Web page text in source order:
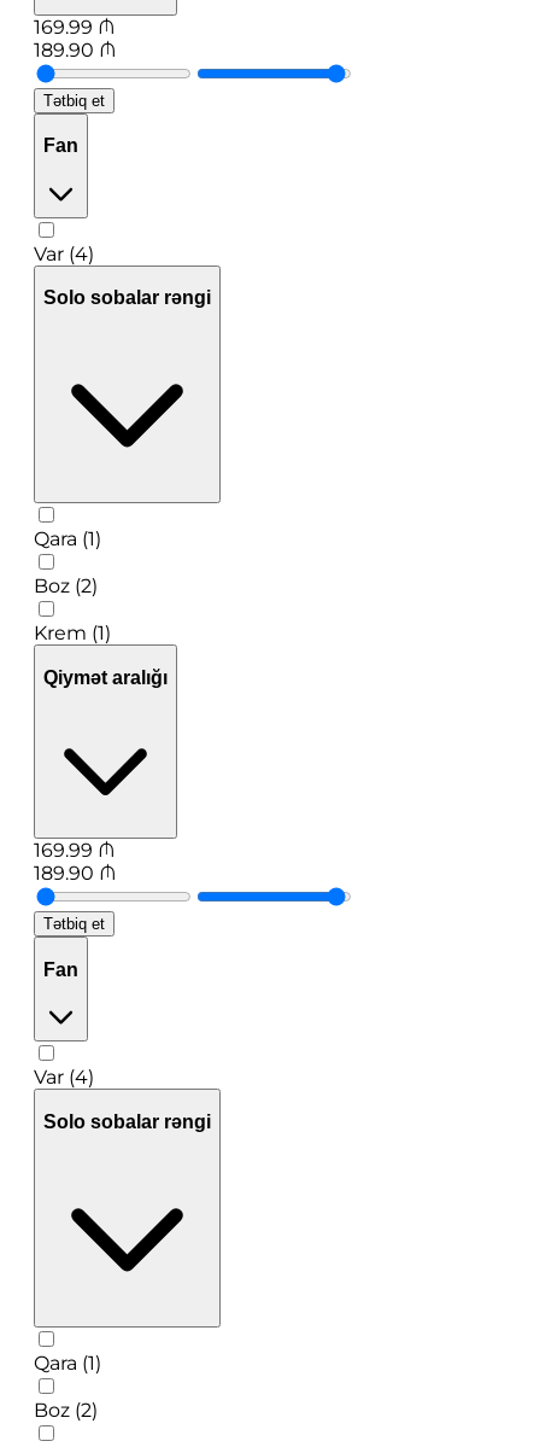
169.99 ₼
189.90 ₼
Tətbiq et
Fan
Var (4)
Solo sobalar rəngi
Qara (1)
Boz (2)
Krem (1)
Qiymət aralığı
169.99 ₼
189.90 ₼
Tətbiq et
Fan
Var (4)
Solo sobalar rəngi
Qara (1)
Boz (2)